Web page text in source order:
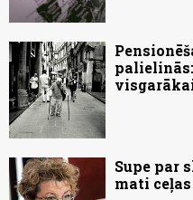
Supe par
mati